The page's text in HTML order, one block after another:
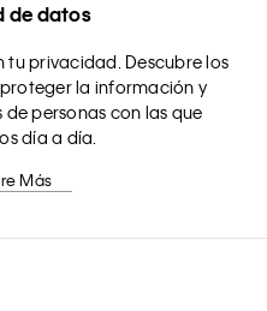
de datos
privacidad. Descubre los
la información y
personas con las que
día a día.
Más